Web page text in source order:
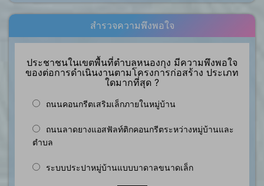
สำรวจความพึงพอใจ
ประชาชนในเขตพื้นที่ตำบลหนองกุง มีความพึงพอใจ
ของต่อการดำเนินงานตามโครงการก่อสร้าง ประเภท
ใดมากที่สุด ?
ถนนคอนกรีตเสริมเล็กภายในหมู่บ้าน
ถนนลาดยางแอสฟัลท์ติกคอนกรีตระหว่างหมู่บ้านและ
ตำบล
ระบบประปาหมู่บ้านแบบบาดาลขนาดเล็ก